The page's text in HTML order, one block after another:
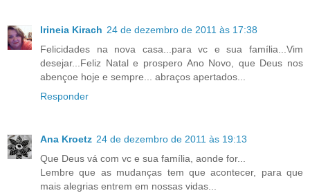
Irineia Kirach 24 de dezembro de 2011 às 17:38
Felicidades na nova casa...para vc e sua família...Vim
desejar...Feliz Natal e prospero Ano Novo, que Deus nos
abençoe hoje e sempre... abraços apertados...
Responder
Ana Kroetz 24 de dezembro de 2011 às 19:13
Que Deus vá com vc e sua família, aonde for...
Lembre que as mudanças tem que acontecer, para que
mais alegrias entrem em nossas vidas...